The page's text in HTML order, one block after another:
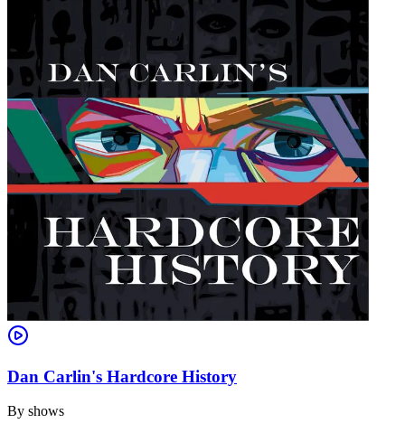
Dan Carlin's Hardcore History
By shows